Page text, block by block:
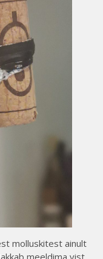
molluskitest ainult